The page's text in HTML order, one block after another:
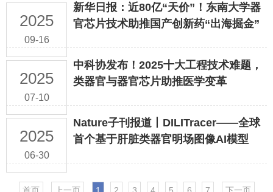
2025
09-16
新华日报：近80亿“天价”！东南大学器
官芯片技术助推国产创新药“出海掘金”
2025
07-10
中科协发布！2025十大工程技术难题，
类器官与器官芯片助推医学变革
2025
06-30
Nature子刊报道丨DILITracer——全球
首个基于肝脏类器官明场图像AI模型
首页 上一页 1 2 3 4 5 6 7 下一页